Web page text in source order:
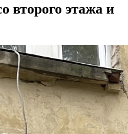
второго этажа и